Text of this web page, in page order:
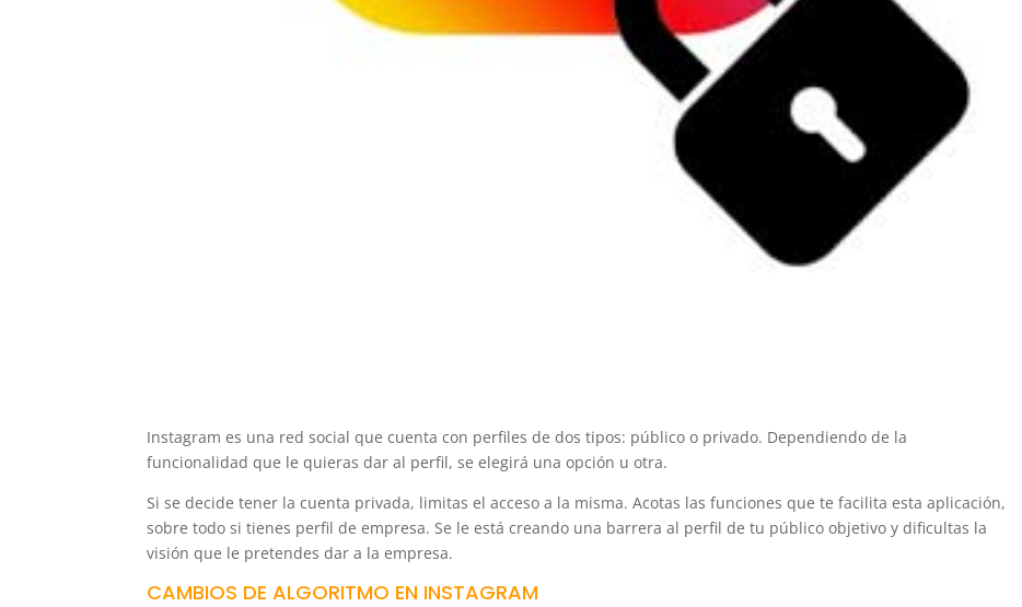
Instagram es una red social que cuenta con perfiles de dos tipos: público o privado. Dependiendo de la
funcionalidad que le quieras dar al perfil, se elegirá una opción u otra.
Si se decide tener la cuenta privada, limitas el acceso a la misma. Acotas las funciones que te facilita esta aplicación,
sobre todo si tienes perfil de empresa. Se le está creando una barrera al perfil de tu público objetivo y dificultas la
visión que le pretendes dar a la empresa.
CAMBIOS DE ALGORITMO EN INSTAGRAM